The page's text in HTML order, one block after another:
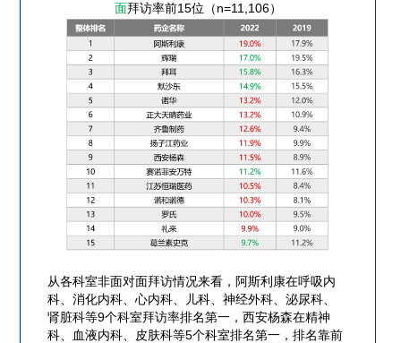
面拜访率前15位（n=11,106）
从各科室非面对面拜访情况来看，阿斯利康在呼吸内
科、消化内科、心内科、儿科、神经外科、泌尿科、
肾脏科等9个科室拜访率排名第一，西安杨森在精神
科、血液内科、皮肤科等5个科室排名第一，排名靠前